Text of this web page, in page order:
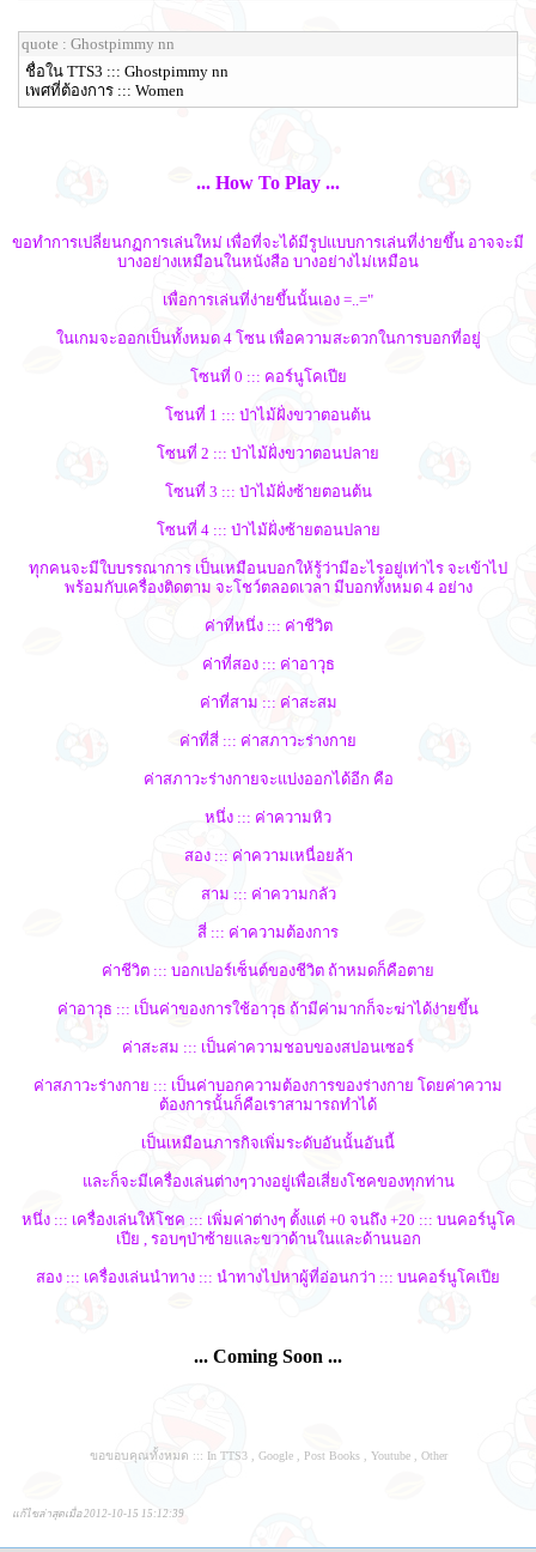
quote : Ghostpimmy nn
ชื่อใน TTS3 ::: Ghostpimmy nn
เพศที่ต้องการ ::: Women
... How To Play ...
ขอทำการเปลี่ยนกฏการเล่นใหม่ เพื่อที่จะได้มีรูปแบบการเล่นที่ง่ายขึ้น อาจจะมี
บางอย่างเหมือนในหนังสือ บางอย่างไม่เหมือน
เพื่อการเล่นที่ง่ายขึ้นนั้นเอง =..="
ในเกมจะออกเป็นทั้งหมด 4 โซน เพื่อความสะดวกในการบอกที่อยู่
โซนที่ 0 ::: คอร์นูโคเปีย
โซนที่ 1 ::: ป่าไม้ฝั่งขวาตอนต้น
โซนที่ 2 ::: ป่าไม้ฝั่งขวาตอนปลาย
โซนที่ 3 ::: ป่าไม้ฝั่งซ้ายตอนต้น
โซนที่ 4 ::: ป่าไม้ฝั่งซ้ายตอนปลาย
ทุกคนจะมีใบบรรณาการ เป็นเหมือนบอกให้รู้ว่ามีอะไรอยู่เท่าไร จะเข้าไป
พร้อมกับเครื่องติดตาม จะโชว์ตลอดเวลา มีบอกทั้งหมด 4 อย่าง
ค่าที่หนึ่ง ::: ค่าชีวิต
ค่าที่สอง ::: ค่าอาวุธ
ค่าที่สาม ::: ค่าสะสม
ค่าที่สี่ ::: ค่าสภาวะร่างกาย
ค่าสภาวะร่างกายจะแบ่งออกได้อีก คือ
หนึ่ง ::: ค่าความหิว
สอง ::: ค่าความเหนื่อยล้า
สาม ::: ค่าความกลัว
สี่ ::: ค่าความต้องการ
ค่าชีวิต ::: บอกเปอร์เซ็นต์ของชีวิต ถ้าหมดก็คือตาย
ค่าอาวุธ ::: เป็นค่าของการใช้อาวุธ ถ้ามีค่ามากก็จะฆ่าได้ง่ายขึ้น
ค่าสะสม ::: เป็นค่าความชอบของสปอนเซอร์
ค่าสภาวะร่างกาย ::: เป็นค่าบอกความต้องการของร่างกาย โดยค่าความ
ต้องการนั้นก็คือเราสามารถทำได้
เป็นเหมือนภารกิจเพิ่มระดับอันนั้นอันนี้
และก็จะมีเครื่องเล่นต่างๆวางอยู่เพื่อเสี่ยงโชคของทุกท่าน
หนึ่ง ::: เครื่องเล่นให้โชค ::: เพิ่มค่าต่างๆ ตั้งแต่ +0 จนถึง +20 ::: บนคอร์นูโค
เปีย , รอบๆป่าซ้ายและขวาด้านในและด้านนอก
สอง ::: เครื่องเล่นนำทาง ::: นำทางไปหาผู้ที่อ่อนกว่า ::: บนคอร์นูโคเปีย
... Coming Soon ...
ขอขอบคุณทั้งหมด ::: In TTS3 , Google , Post Books , Youtube , Other
แก้ไขล่าสุดเมื่อ 2012-10-15 15:12:39